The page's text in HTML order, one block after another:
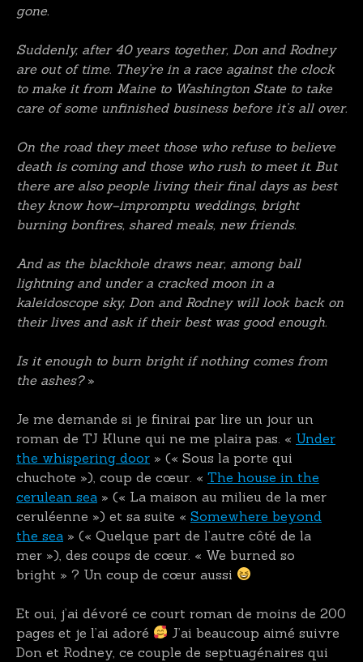
gone.
Suddenly, after 40 years together, Don and Rodney
are out of time. They’re in a race against the clock
to make it from Maine to Washington State to take
care of some unfinished business before it’s all over.
On the road they meet those who refuse to believe
death is coming and those who rush to meet it. But
there are also people living their final days as best
they know how–impromptu weddings, bright
burning bonfires, shared meals, new friends.
And as the blackhole draws near, among ball
lightning and under a cracked moon in a
kaleidoscope sky, Don and Rodney will look back on
their lives and ask if their best was good enough.
Is it enough to burn bright if nothing comes from
the ashes?»
Je me demande si je finirai par lire un jour un
roman de TJ Klune qui ne me plaira pas. « Under
the whispering door » (« Sous la porte qui
chuchote »), coup de cœur. « The house in the
cerulean sea » (« La maison au milieu de la mer
ceruléenne ») et sa suite « Somewhere beyond
the sea » (« Quelque part de l’autre côté de la
mer »), des coups de cœur. « We burned so
bright » ? Un coup de cœur aussi
Et oui, j’ai dévoré ce court roman de moins de 200
pages et je l’ai adoré
J’ai beaucoup aimé suivre
Don et Rodney, ce couple de septuagénaires qui